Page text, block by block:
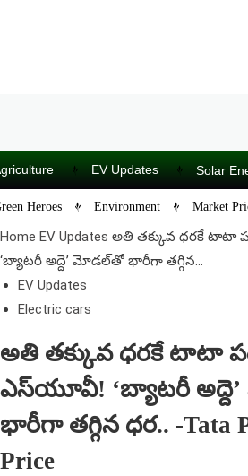
EV Updates Solar
Heroes Environment Market
Home EV Updates అతి తక్కువ ధరకే టాటా
‘బ్యాటరీ అద్దె’ మోడల్‌తో భారీగా తగ్గిన...
EV Updates
Electric cars
అతి తక్కువ ధరకే టాటా
ఎస్‌యూవీ! ‘బ్యాటరీ
భారీగా తగ్గిన ధర.. -Tata
Price